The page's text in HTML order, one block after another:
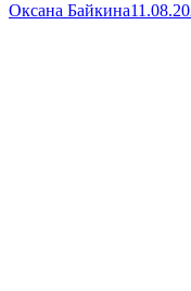
Оксана Байкина